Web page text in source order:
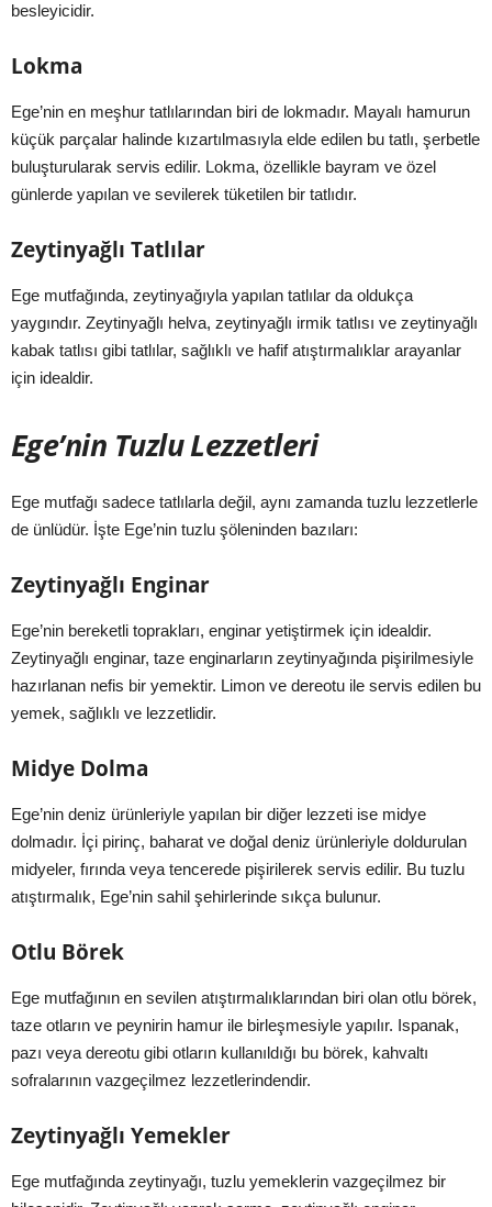
besleyicidir.
Lokma
Ege’nin en meşhur tatlılarından biri de lokmadır. Mayalı hamurun
küçük parçalar halinde kızartılmasıyla elde edilen bu tatlı, şerbetle
buluşturularak servis edilir. Lokma, özellikle bayram ve özel
günlerde yapılan ve sevilerek tüketilen bir tatlıdır.
Zeytinyağlı Tatlılar
Ege mutfağında, zeytinyağıyla yapılan tatlılar da oldukça
yaygındır. Zeytinyağlı helva, zeytinyağlı irmik tatlısı ve zeytinyağlı
kabak tatlısı gibi tatlılar, sağlıklı ve hafif atıştırmalıklar arayanlar
için idealdir.
Ege’nin Tuzlu Lezzetleri
Ege mutfağı sadece tatlılarla değil, aynı zamanda tuzlu lezzetlerle
de ünlüdür. İşte Ege’nin tuzlu şöleninden bazıları:
Zeytinyağlı Enginar
Ege’nin bereketli toprakları, enginar yetiştirmek için idealdir.
Zeytinyağlı enginar, taze enginarların zeytinyağında pişirilmesiyle
hazırlanan nefis bir yemektir. Limon ve dereotu ile servis edilen bu
yemek, sağlıklı ve lezzetlidir.
Midye Dolma
Ege’nin deniz ürünleriyle yapılan bir diğer lezzeti ise midye
dolmadır. İçi pirinç, baharat ve doğal deniz ürünleriyle doldurulan
midyeler, fırında veya tencerede pişirilerek servis edilir. Bu tuzlu
atıştırmalık, Ege’nin sahil şehirlerinde sıkça bulunur.
Otlu Börek
Ege mutfağının en sevilen atıştırmalıklarından biri olan otlu börek,
taze otların ve peynirin hamur ile birleşmesiyle yapılır. Ispanak,
pazı veya dereotu gibi otların kullanıldığı bu börek, kahvaltı
sofralarının vazgeçilmez lezzetlerindendir.
Zeytinyağlı Yemekler
Ege mutfağında zeytinyağı, tuzlu yemeklerin vazgeçilmez bir